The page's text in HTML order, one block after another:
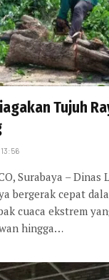
Tujuh
Surabaya – Dinas
bergerak cepat
cuaca ekstrem
hingga…